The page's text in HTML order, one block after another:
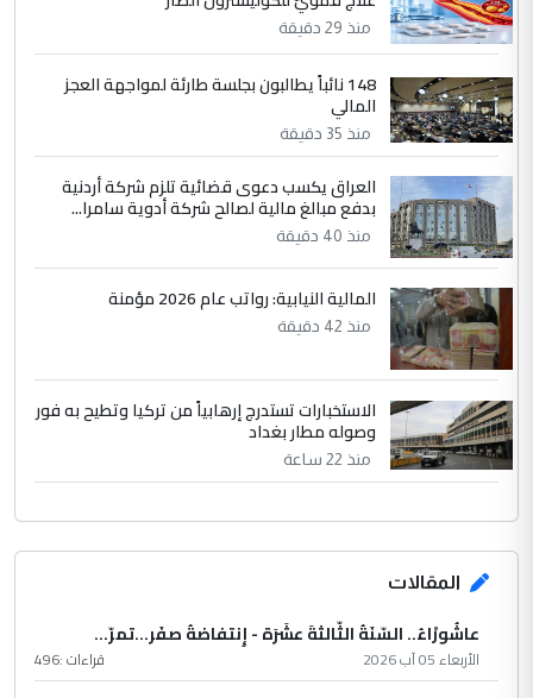
علي
التعليق : هذه الزيارة تنفع لبنان، دون الشعب
العراقي، الذي احترق بحر الصيف، في حين
حكومة الزيدي ...
الموضوع :
نواف سلام في بغداد.. "الفيول" مقابل
تصدير النفط العراقي
منذ 29 دقيقة
148 نائباً يطالبون بجلسة طارئة لمواجهة العجز
المالي
منذ 35 دقيقة
العراق يكسب دعوى قضائية تلزم شركة أردنية
بدفع مبالغ مالية لصالح شركة أدوية سامرا...
منذ 40 دقيقة
المالية النيابية: رواتب عام 2026 مؤمنة
منذ 42 دقيقة
الاستخبارات تستدرج إرهابياً من تركيا وتطيح به فور
وصوله مطار بغداد
منذ 22 ساعة
المقالات
عاشُورْاءُ.. السّنَةُ الثّالثةَ عشَرَة - إِنتفاضةُ صفَر…تمرّ...
الأربعاء 05 آب 2026 قراءات :496